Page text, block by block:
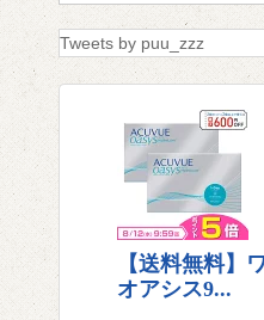
Tweets by puu_zzz